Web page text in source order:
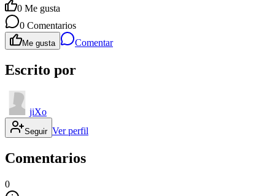
0 Me gusta
0 Comentarios
Me gusta Comentar
Escrito por
jiXo
Seguir Ver perfil
Comentarios
0